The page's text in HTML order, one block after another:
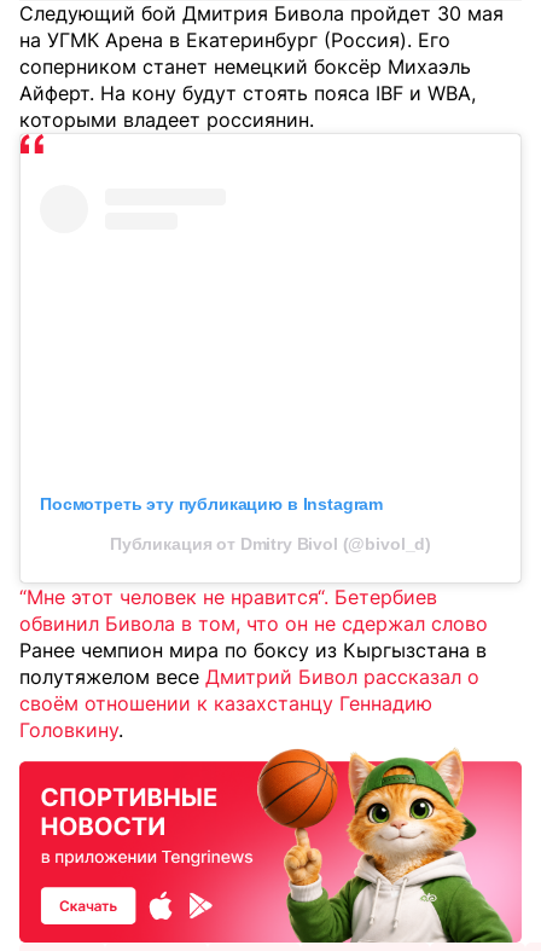
Следующий бой Дмитрия Бивола пройдет 30 мая
на УГМК Арена в Екатеринбург (Россия). Его
соперником станет немецкий боксёр Михаэль
Айферт. На кону будут стоять пояса IBF и WBA,
которыми владеет россиянин.
Посмотреть эту публикацию в Instagram
Публикация от Dmitry Bivol (@bivol_d)
“Мне этот человек не нравится“. Бетербиев
обвинил Бивола в том, что он не сдержал слово
Ранее чемпион мира по боксу из Кыргызстана в
полутяжелом весе Дмитрий Бивол рассказал о
своём отношении к казахстанцу Геннадию
Головкину.